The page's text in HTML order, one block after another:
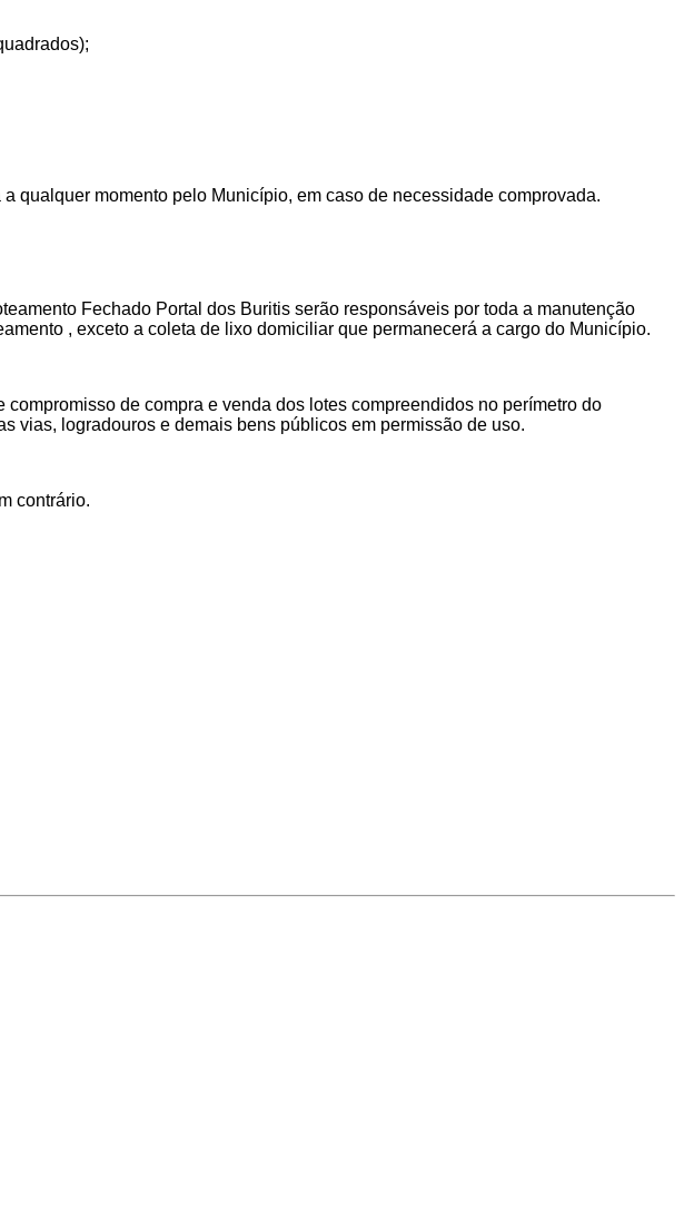
qualquer momento pelo Município, em caso de necessidade comprovada.
Fechado Portal dos Buritis serão responsáveis portoda a manutenção
, exceto a coleta de lixo domiciliar que permanecerá a cargo do Município.
compromisso de compra e venda dos lotes compreendidos no perímetro do
vias, logradouros e demais bens públicos em permissão de uso.
contrário.